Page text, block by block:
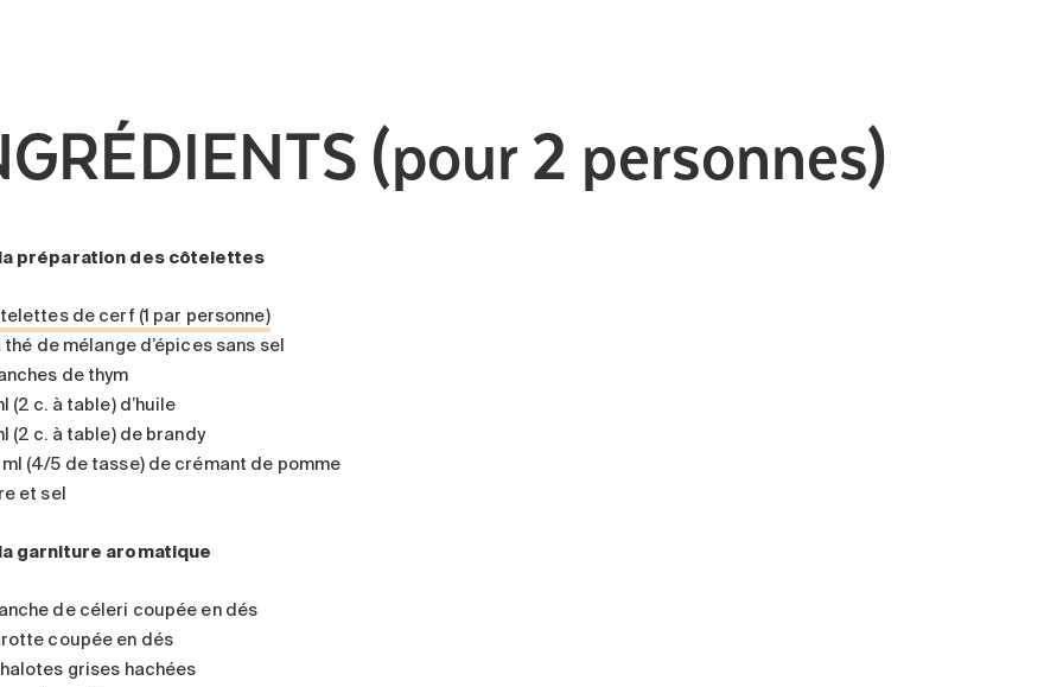
(pour 2 personnes)
préparation des côtelettes
de cerf (1 par personne)
thé de mélange d’épices sans sel
de thym
(2 c. à table) d’huile
(2 c. à table) de brandy
ml (4/5 de tasse) de crémant de pomme
et sel
garniture aromatique
de céleri coupée en dés
coupée en dés
grises hachées